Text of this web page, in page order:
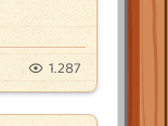
1.287